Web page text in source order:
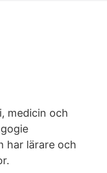
medicin och
har lärare och